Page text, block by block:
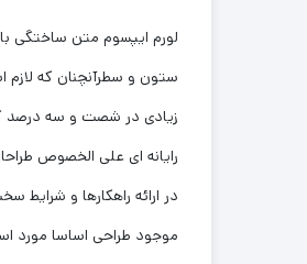
لورم ایپسوم متن ساختگی
ستون و سطرآنچنان که لازم
زیادی در شصت و سه درصد
رایانه ای علی الخصوص
در ارائه راهکارها و
موجود طراحی اساسا مورد